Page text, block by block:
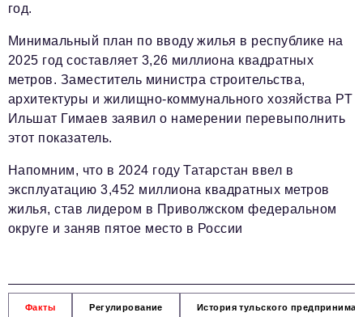
год.
Минимальный план по вводу жилья в республике на
2025 год составляет 3,26 миллиона квадратных
метров. Заместитель министра строительства,
архитектуры и жилищно-коммунального хозяйства РТ
Ильшат Гимаев заявил о намерении перевыполнить
этот показатель.
Напомним, что в 2024 году Татарстан ввел в
эксплуатацию 3,452 миллиона квадратных метров
жилья, став лидером в Приволжском федеральном
округе и заняв пятое место в России
Факты Регулирование История тульского